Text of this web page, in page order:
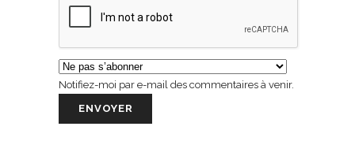
Notifiez-moi par e-mail des commentaires à venir.